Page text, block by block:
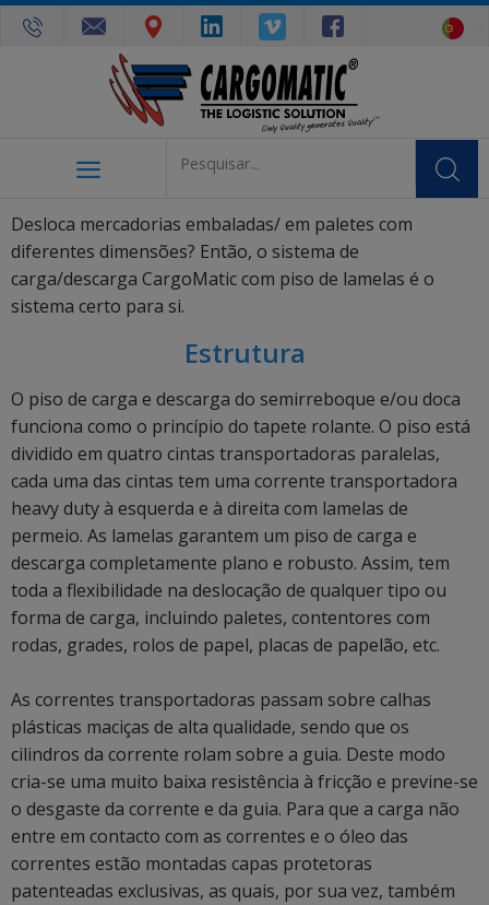
Desloca mercadorias embaladas/ em paletes com
diferentes dimensões? Então, o sistema de
carga/descarga CargoMatic com piso de lamelas é o
sistema certo para si.
Estrutura
O piso de carga e descarga do semirreboque e/ou doca
funciona como o princípio do tapete rolante. O piso está
dividido em quatro cintas transportadoras paralelas,
cada uma das cintas tem uma corrente transportadora
heavy duty à esquerda e à direita com lamelas de
permeio. As lamelas garantem um piso de carga e
descarga completamente plano e robusto. Assim, tem
toda a flexibilidade na deslocação de qualquer tipo ou
forma de carga, incluindo paletes, contentores com
rodas, grades, rolos de papel, placas de papelão, etc.
As correntes transportadoras passam sobre calhas
plásticas maciças de alta qualidade, sendo que os
cilindros da corrente rolam sobre a guia. Deste modo
cria-se uma muito baixa resistência à fricção e previne-se
o desgaste da corrente e da guia. Para que a carga não
entre em contacto com as correntes e o óleo das
correntes estão montadas capas protetoras
patenteadas exclusivas, as quais, por sua vez, também